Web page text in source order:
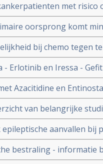
met risico
maar geen
oorsprong komt
blijft gelijk.
bij chemo tegen
Dolasetron mag niet
- Erlotinib en Iressa -
Azacitidine en
van belangrijke
aanvallen bij
tumoren in de
bestraling - informatie